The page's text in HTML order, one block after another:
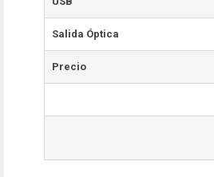
Salida Óptica
Precio